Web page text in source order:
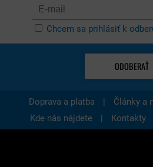
Chcem sa prihlásiť k
ODOBERAŤ
Doprava a platba | Články a
Kde nás nájdete
| Kontakty